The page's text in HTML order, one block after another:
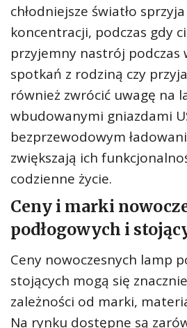
chłodniejsze światło
koncentracji, podczas gdy
przyjemny nastrój podczas
spotkań z rodziną czy
również zwrócić uwagę na
wbudowanymi gniazdami
bezprzewodowym
zwiększają ich
codzienne życie.
Ceny i marki
podłogowych i
Ceny nowoczesnych lamp
stojących mogą się
zależności od marki,
Na rynku dostępne są